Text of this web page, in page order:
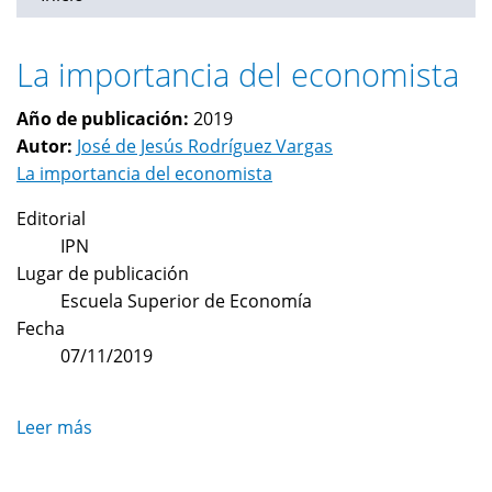
La importancia del economista
Año de publicación: 2019
Autor: José de Jesús Rodríguez Vargas
La importancia del economista
Editorial
IPN
Lugar de publicación
Escuela Superior de Economía
Fecha
07/11/2019
Leer más